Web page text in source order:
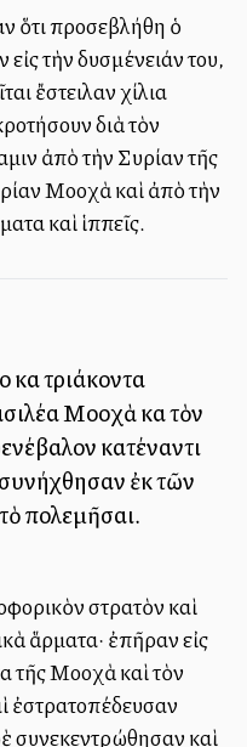
ὅτι προσεβλήθη ὁ
τὴν δυσμένειάν του,
ἔστειλαν χίλια
διὰ τὸν
ἀπὸ τὴν Συρίαν τῆς
Μοοχὰ καὶ ἀπὸ τὴν
καὶ ἱππεῖς.
καὶ τριάκοντα
Μοοχὰ καὶ τὸν
κατέναντι
ἐκ τῶν
πολεμῆσαι.
στρατὸν καὶ
ἅρματα· ἐπῆραν εἰς
τῆς Μοοχὰ καὶ τὸν
ἐστρατοπέδευσαν
συνεκεντρώθησαν καὶ